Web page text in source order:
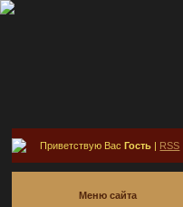
Приветствую ВасГость | RSS
Меню сайта